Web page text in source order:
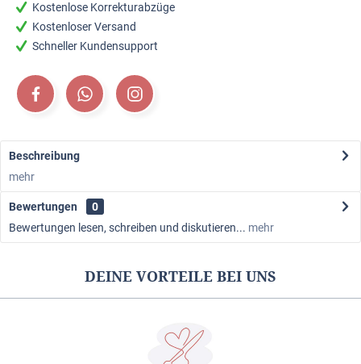
Kostenlose Korrekturabzüge
Kostenloser Versand
Schneller Kundensupport
Beschreibung
mehr
Bewertungen
0
Bewertungen lesen, schreiben und diskutieren... mehr
DEINE VORTEILE BEI UNS